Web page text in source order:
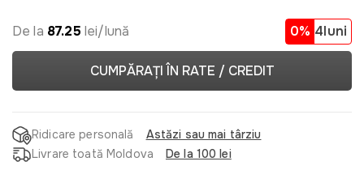
De la 87.25 lei/lună 0% 4luni
CUMPĂRAȚI ÎN RATE / CREDIT
Ridicare personală
Astăzi sau mai târziu
Livrare toată Moldova
De la 100 lei